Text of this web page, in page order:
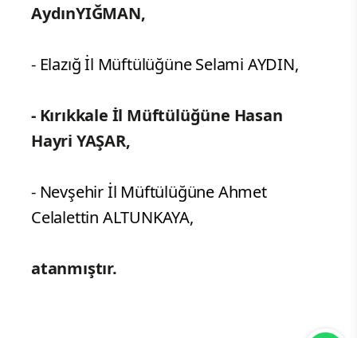
AydınYIĞMAN,
- Elazığ İl Müftülüğüne Selami AYDIN,
- Kırıkkale İl Müftülüğüne Hasan
Hayri YAŞAR,
- Nevşehir İl Müftülüğüne Ahmet
Celalettin ALTUNKAYA,
atanmıştır.